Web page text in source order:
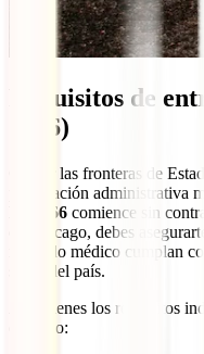
Requisitos de
2026)
Cruzar las fronteras de
preparación administrativa
Ruta 66 comience sin
de Chicago, debes
respaldo médico cumplan
salud del país.
Aquí tienes los requisitos
este año: